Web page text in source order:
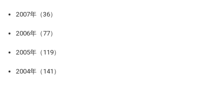
2007年（36）
2006年（77）
2005年（119）
2004年（141）